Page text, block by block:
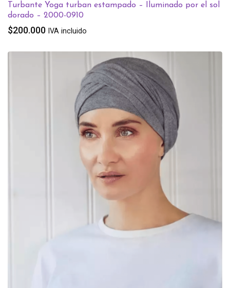
Turbante Yoga turban estampado – Iluminado por el sol
dorado – 2000-0910
$200.000 IVA incluido